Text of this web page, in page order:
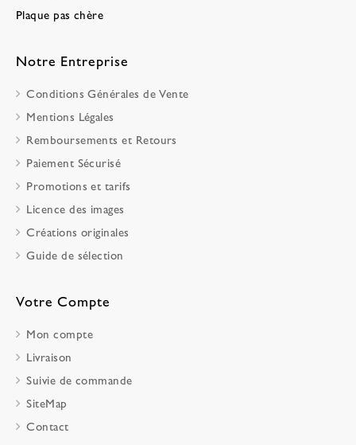
Plaque pas chère
Notre Entreprise
Conditions Générales de Vente
Mentions Légales
Remboursements et Retours
Paiement Sécurisé
Promotions et tarifs
Licence des images
Créations originales
Guide de sélection
Votre Compte
Mon compte
Livraison
Suivie de commande
SiteMap
Contact